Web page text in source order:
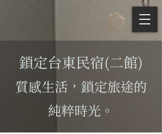
鎖定台東民宿(二館)
質感生活，鎖定旅途的
純粹時光。